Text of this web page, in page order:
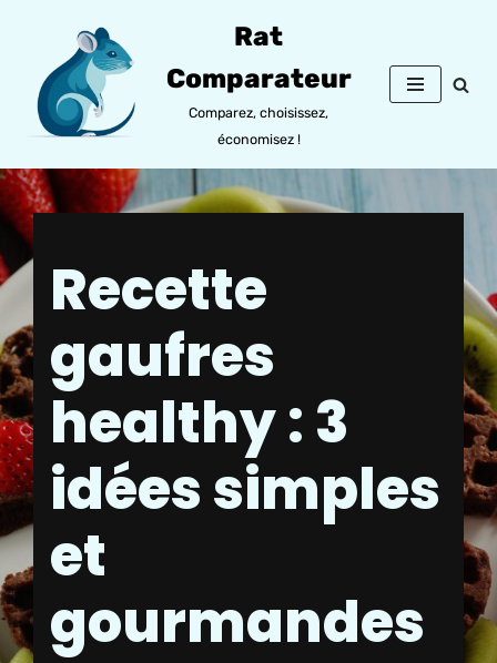
contenu
Rat
Comparateur
Comparez, choisissez,
économisez !
Recette
gaufres
healthy : 3
idées simples
et
gourmandes